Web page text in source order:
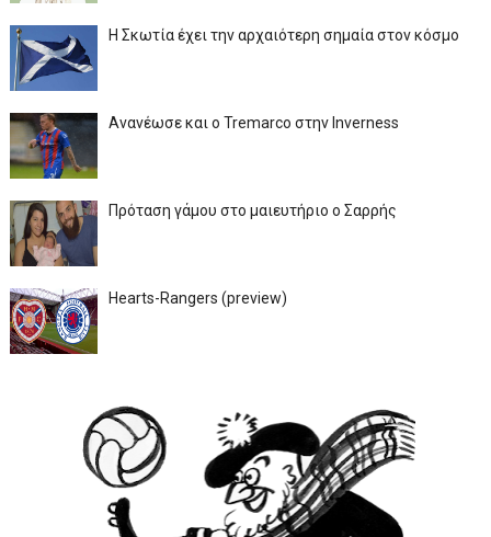
Η Σκωτία έχει την αρχαιότερη σημαία στον κόσμο
Ανανέωσε και ο Tremarco στην Inverness
Πρόταση γάμου στο μαιευτήριο ο Σαρρής
Hearts-Rangers (preview)